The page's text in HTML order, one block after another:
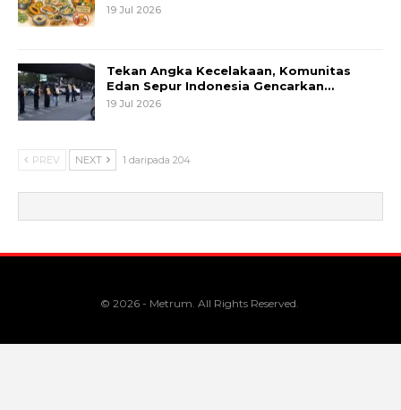
19 Jul 2026
Tekan Angka Kecelakaan, Komunitas
Edan Sepur Indonesia Gencarkan…
19 Jul 2026
PREV NEXT 1 daripada 204
© 2026 - Metrum. All Rights Reserved.